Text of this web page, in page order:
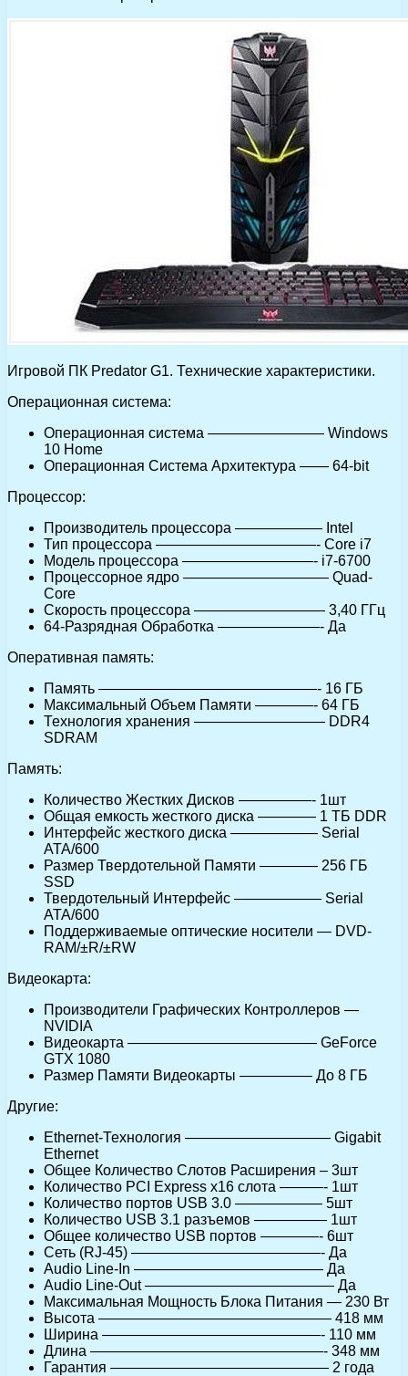
Игровой ПК Predator G1. Технические характеристики.
Операционная система:
Операционная система ———————— Windows
10 Home
Операционная Система Архитектура —— 64-bit
Процессор:
Производитель процессора —————— Intel
Тип процессора ———————————- Core i7
Модель процессора —————————- i7-6700
Процессорное ядро —————————— Quad-
Core
Скорость процессора ————————— 3,40 ГГц
64-Разрядная Обработка ———————- Да
Оперативная память:
Память ———————————————- 16 ГБ
Максимальный Объем Памяти ————- 64 ГБ
Технология хранения ————————— DDR4
SDRAM
Память:
Количество Жестких Дисков —————- 1шт
Общая емкость жесткого диска ———— 1 ТБ DDR
Интерфейс жесткого диска —————— Serial
ATA/600
Размер Твердотельной Памяти ———— 256 ГБ
SSD
Твердотельный Интерфейс —————— Serial
ATA/600
Поддерживаемые оптические носители — DVD-
RAM/±R/±RW
Видеокарта:
Производители Графических Контроллеров —
NVIDIA
Видеокарта ————————————— GeForce
GTX 1080
Размер Памяти Видеокарты ————— До 8 ГБ
Другие:
Ethernet-Технология —————————— Gigabit
Ethernet
Общее Количество Слотов Расширения – 3шт
Количество PCI Express x16 слота ———- 1шт
Количество портов USB 3.0 —————— 5шт
Количество USB 3.1 разъемов ————— 1шт
Общее количество USB портов ————- 6шт
Сеть (RJ-45) —————————————- Да
Audio Line-In ————————————— Да
Audio Line-Out ————————————— Да
Максимальная Мощность Блока Питания — 230 Вт
Высота ———————————————— 418 мм
Ширина ———————————————- 110 мм
Длина ————————————————- 348 мм
Гарантия ——————————————— 2 года